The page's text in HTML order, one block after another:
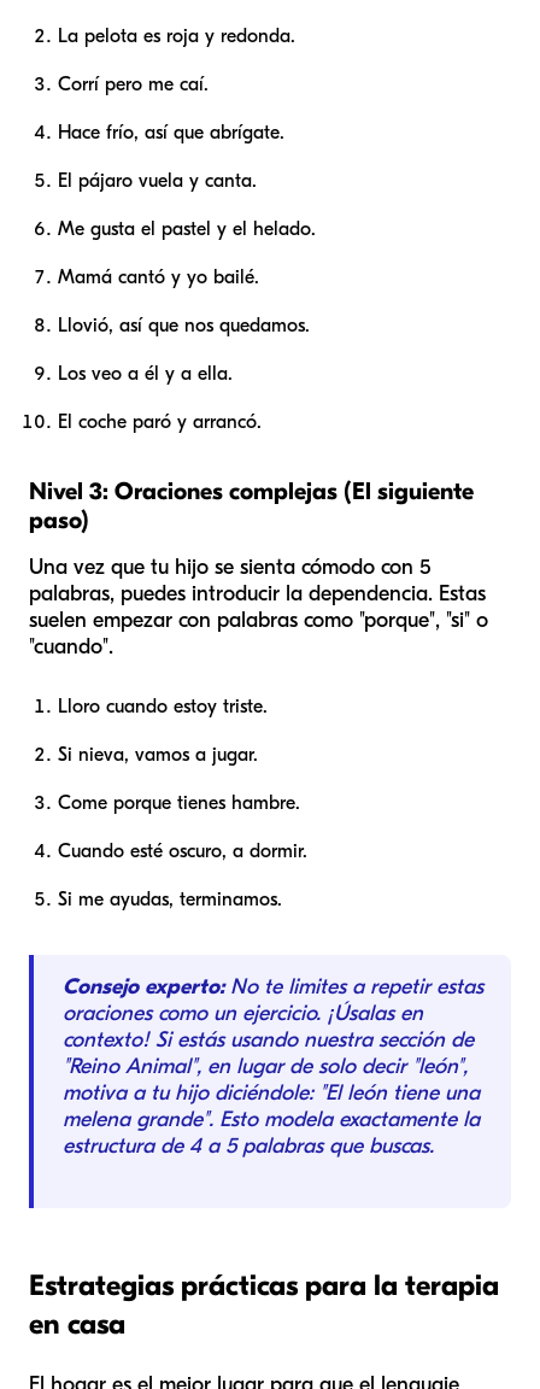
La pelota es roja y redonda.
Corrí pero me caí.
Hace frío, así que abrígate.
El pájaro vuela y canta.
Me gusta el pastel y el helado.
Mamá cantó y yo bailé.
Llovió, así que nos quedamos.
Los veo a él y a ella.
El coche paró y arrancó.
Nivel 3: Oraciones complejas (El siguiente
paso)
Una vez que tu hijo se sienta cómodo con 5
palabras, puedes introducir la dependencia. Estas
suelen empezar con palabras como "porque", "si" o
"cuando".
Lloro cuando estoy triste.
Si nieva, vamos a jugar.
Come porque tienes hambre.
Cuando esté oscuro, a dormir.
Si me ayudas, terminamos.
Consejo experto:No te limites a repetir estas
oraciones como un ejercicio. ¡Úsalas en
contexto! Si estás usando nuestra sección de
"Reino Animal", en lugar de solo decir "león",
motiva a tu hijo diciéndole: "El león tiene una
melena grande". Esto modela exactamente la
estructura de 4 a 5 palabras que buscas.
Estrategias prácticas para la terapia
en casa